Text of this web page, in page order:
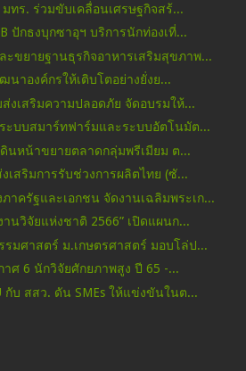
ทร. ร่วมขับเคลื่อนเศรษฐกิจสร้...
ปักธงบุกซาอุฯ บริการนักท่องเที่...
ะขยายฐานธุรกิจอาหารเสริมสุขภาพ...
นาองค์กรให้เติบโตอย่างยั่งย...
งเสริมความปลอดภัย จัดอบรมให้...
ะบบสมาร์ทฟาร์มและระบบอัตโนมัต...
ดินหน้าขยายตลาดกลุ่มพรีเมียม ต...
เสริมการรับช่วงการผลิตไทย (ซั...
าครัฐและเอกชน จัดงานเฉลิมพระเก...
านวิจัยแห่งชาติ 2566” เปิดแผนก...
รมศาสตร์ ม.เกษตรศาสตร์ มอบโล่ป...
ศ 6 นักวิจัยศักยภาพสูง ปี 65 -...
กับ สสว. ดัน SMEs ให้แข่งขันในต...